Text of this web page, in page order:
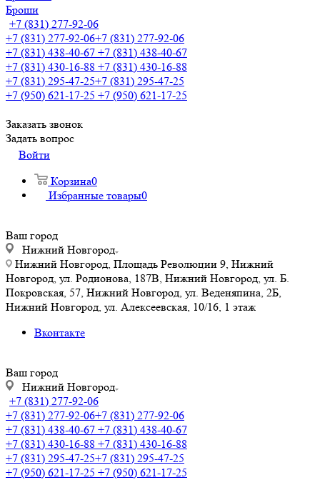
Броши
+7 (831) 277-92-06
+7 (831) 277-92-06+7 (831) 277-92-06
+7 (831) 438-40-67 +7 (831) 438-40-67
+7 (831) 430-16-88 +7 (831) 430-16-88
+7 (831) 295-47-25+7 (831) 295-47-25
+7 (950) 621-17-25 +7 (950) 621-17-25
Заказать звонок
Задать вопрос
Войти
Корзина0
Избранные товары0
Ваш город
Нижний Новгород
Нижний Новгород, Площадь Революции 9, Нижний
Новгород, ул. Родионова, 187В, Нижний Новгород, ул. Б.
Покровская, 57, Нижний Новгород, ул. Веденяпина, 2Б,
Нижний Новгород, ул. Алексеевская, 10/16, 1 этаж
Вконтакте
Ваш город
Нижний Новгород
+7 (831) 277-92-06
+7 (831) 277-92-06+7 (831) 277-92-06
+7 (831) 438-40-67 +7 (831) 438-40-67
+7 (831) 430-16-88 +7 (831) 430-16-88
+7 (831) 295-47-25+7 (831) 295-47-25
+7 (950) 621-17-25 +7 (950) 621-17-25